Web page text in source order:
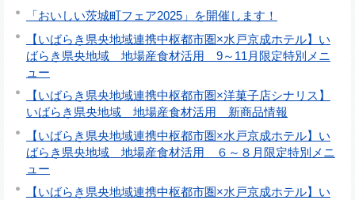
「おいしい茨城町フェア2025」を開催します！
【いばらき県央地域連携中枢都市圏×水戸京成ホテル】い
ばらき県央地域 地場産食材活用 9～11月限定特別メニ
ュー
【いばらき県央地域連携中枢都市圏×洋菓子店シナリス】
いばらき県央地域 地場産食材活用 新商品情報
【いばらき県央地域連携中枢都市圏×水戸京成ホテル】い
ばらき県央地域 地場産食材活用 ６～８月限定特別メニ
ュー
【いばらき県央地域連携中枢都市圏×水戸京成ホテル】い